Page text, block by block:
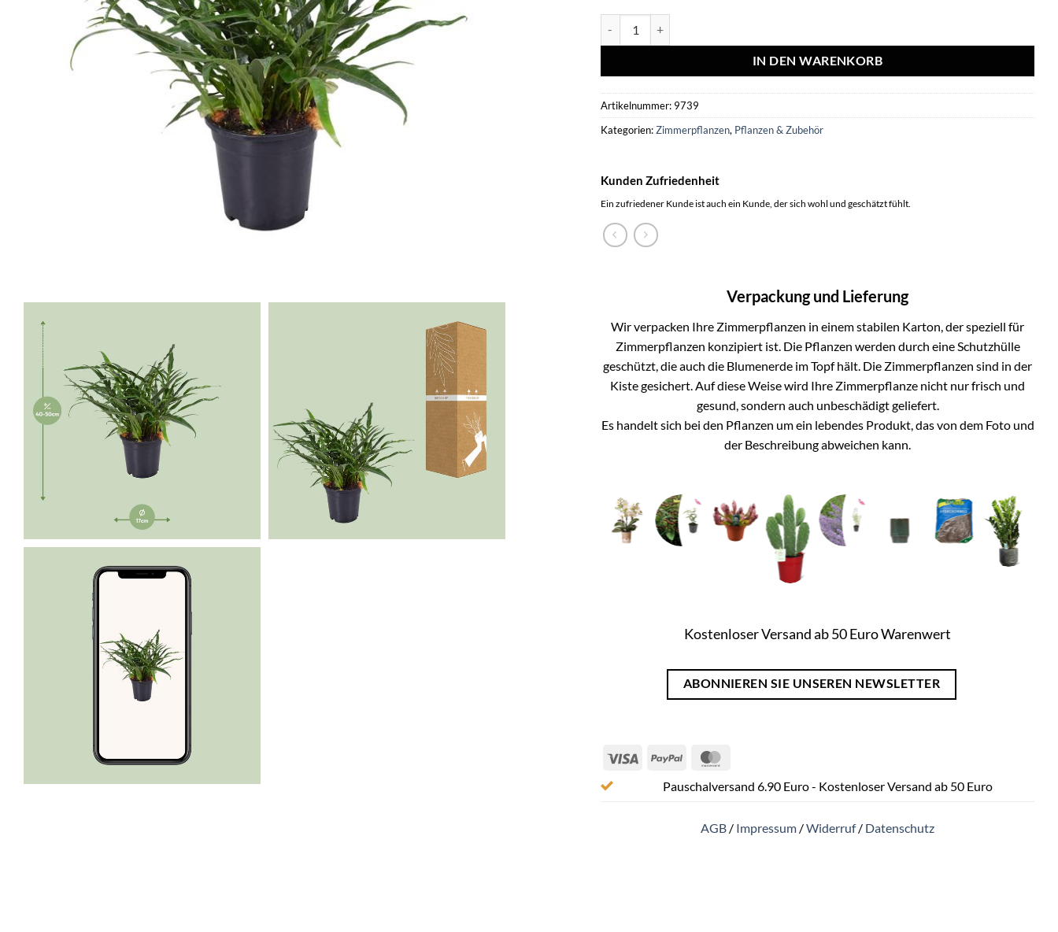
IN DEN WARENKORB
Artikelnummer: 9739
Kategorien:Zimmerpflanzen, Pflanzen & Zubehör
Kunden Zufriedenheit
Ein zufriedener Kunde ist auch ein Kunde, der sich wohl und geschätzt fühlt.
Verpackung und Lieferung
Wir verpacken Ihre Zimmerpflanzen in einem stabilen Karton, der speziell für
Zimmerpflanzen konzipiert ist. Die Pflanzen werden durch eine Schutzhülle
geschützt, die auch die Blumenerde im Topf hält. Die Zimmerpflanzen sind in der
Kiste gesichert. Auf diese Weise wird Ihre Zimmerpflanze nicht nur frisch und
gesund, sondern auch unbeschädigt geliefert.
Es handelt sich bei den Pflanzen um ein lebendes Produkt, das von dem Foto und
der Beschreibung abweichen kann.
Kostenloser Versand ab 50 Euro Warenwert
ABONNIEREN SIE UNSEREN NEWSLETTER
Visa PayPal
Pauschalversand 6.90 Euro - Kostenloser Versand ab 50 Euro
AGB / Impressum /Widerruf/ Datenschutz